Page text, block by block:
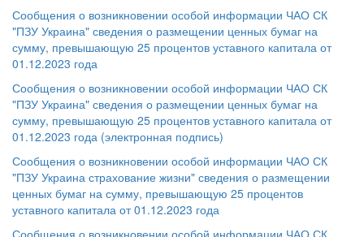
Сообщения о возникновении особой информации ЧАО СК
"ПЗУ Украина" сведения о размещении ценных бумаг на
сумму, превышающую 25 процентов уставного капитала от
01.12.2023 года
Сообщения о возникновении особой информации ЧАО СК
"ПЗУ Украина" сведения о размещении ценных бумаг на
сумму, превышающую 25 процентов уставного капитала от
01.12.2023 года (электронная подпись)
Сообщения о возникновении особой информации ЧАО СК
"ПЗУ Украина страхование жизни" сведения о размещении
ценных бумаг на сумму, превышающую 25 процентов
уставного капитала от 01.12.2023 года